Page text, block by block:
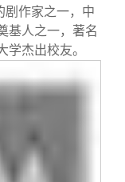
剧作家之一，中
基人之一，著名
杰出校友。